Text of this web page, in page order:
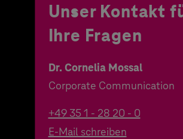
Unser Kontakt
Ihre Fragen
Dr. Cornelia Mossal
Corporate Communication
+49 35 1 - 28 20 - 0
E-Mail schreiben